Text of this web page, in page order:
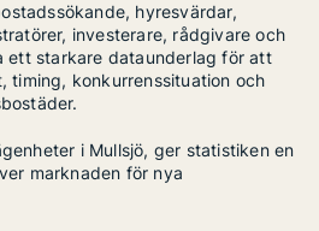
hyresvärdar,
investerare, rådgivare och
ett starkare dataunderlag för att
timing, konkurrenssituation och
i Mullsjö, ger statistiken en
marknaden för nya